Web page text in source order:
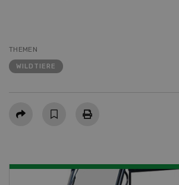
THEMEN
WILDTIERE
Teilen